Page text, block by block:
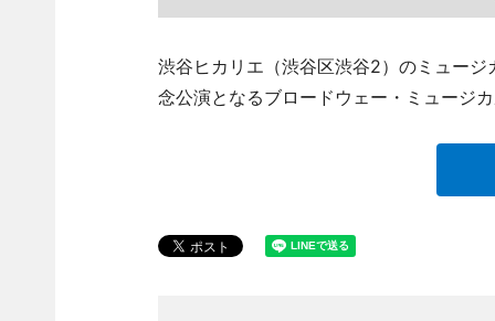
渋谷ヒカリエ（渋谷区渋谷2）のミュー
念公演となるブロードウェー・ミュージ